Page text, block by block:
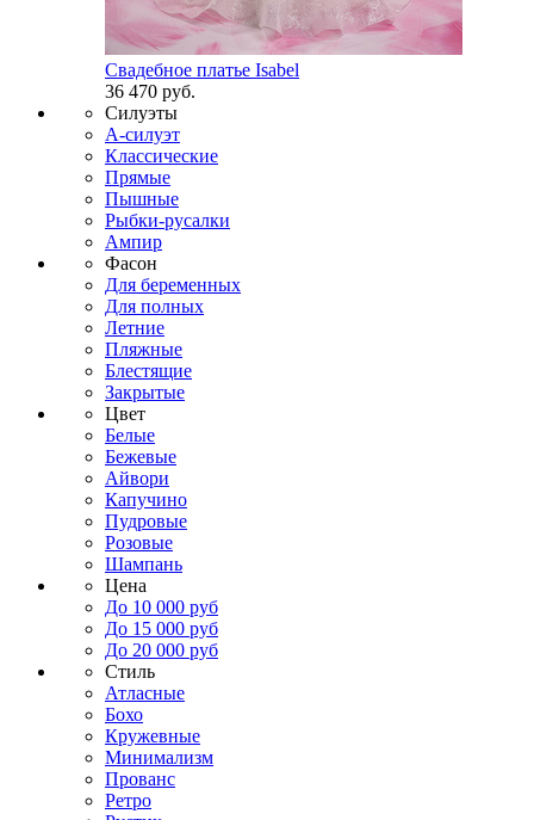
Свадебное платье Isabel
36 470 руб.
Силуэты
А-силуэт
Классические
Прямые
Пышные
Рыбки-русалки
Ампир
Фасон
Для беременных
Для полных
Летние
Пляжные
Блестящие
Закрытые
Цвет
Белые
Бежевые
Айвори
Капучино
Пудровые
Розовые
Шампань
Цена
До 10 000 руб
До 15 000 руб
До 20 000 руб
Стиль
Атласные
Бохо
Кружевные
Минимализм
Прованс
Ретро